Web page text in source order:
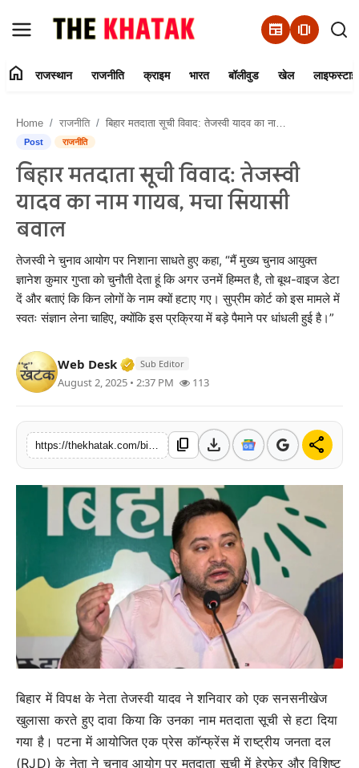
newspaper amp_stories
Contact Us
राजस्थान
राजनीति
क्राइम
भारत
खेल
लाइफस्टाइल
अंतर्राष्ट्रीय
home राजस्थान राजनीति क्राइम भारत बॉलीवुड खेल
Home राजनीति बिहार मतदाता सूची विवाद: तेजस्वी यादव का नाम गायब, मचा सियासी बवाल
Post राजनीति
बिहार मतदाता सूची विवाद: तेजस्वी
यादव का नाम गायब, मचा सियासी
बवाल
तेजस्वी ने चुनाव आयोग पर निशाना साधते हुए कहा, “मैं मुख्य चुनाव आयुक्त
ज्ञानेश कुमार गुप्ता को चुनौती देता हूं कि अगर उनमें हिम्मत है, तो बूथ-वाइज डेटा
दें और बताएं कि किन लोगों के नाम क्यों हटाए गए। सुप्रीम कोर्ट को इस मामले में
स्वतः संज्ञान लेना चाहिए, क्योंकि इस प्रक्रिया में बड़े पैमाने पर धांधली हुई है।”
Web Desk Verified Media or Organization • 11
Sub Editor
August 2, 2025 • 2:37 PM 113
content_copy download share
बिहार में विपक्ष के नेता तेजस्वी यादव ने शनिवार को एक सनसनीखेज
खुलासा करते हुए दावा किया कि उनका नाम मतदाता सूची से हटा दिया
गया है। पटना में आयोजित एक प्रेस कॉन्फ्रेंस में राष्ट्रीय जनता दल
(RJD) के नेता ने चुनाव आयोग पर मतदाता सूची में हेरफेर और विशिष्ट